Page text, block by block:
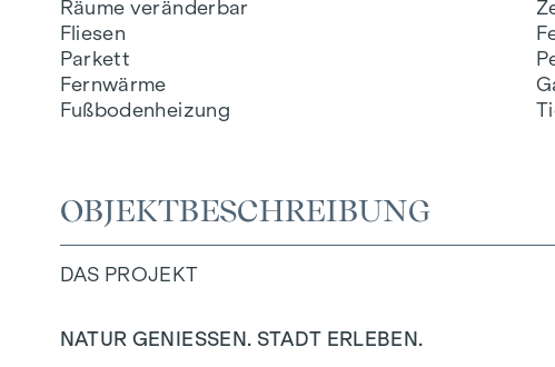
Räume veränderbar
Fliesen
Parkett
Fernwärme
Fußbodenheizung
OBJEKTBESCHREIBUNG
DAS PROJEKT
NATUR GENIESSEN. STADT ERLEBEN.